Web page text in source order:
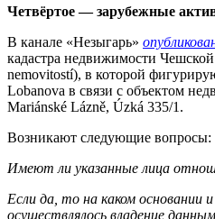
Четвёртое — зарубежные
В канале «Незыгарь»
кадастра недвижимости
nemovitostí), в которой
Lobanova в связи с объектом
Mariánské Lázně, Úzká 335/1.
Возникают следующие вопросы:
Имеют ли указанные лица
Если да, то на каком основании и
осуществлялось владение